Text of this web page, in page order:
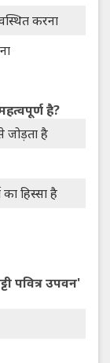
करना
है?
जोड़ता है
हिस्सा है
पवित्र उपवन'